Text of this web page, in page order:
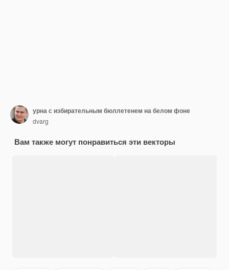
урна с избирательным бюллетенем на белом фоне
dvarg
Вам также могут понравиться эти векторы